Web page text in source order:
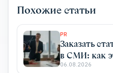
Похожие статьи
PR
Заказать
в СМИ: как
получаете
06.08.2026